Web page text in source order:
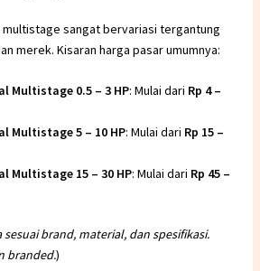
sangat bervariasi tergantung
merek. Kisaran harga pasar umumnya:
Multistage 0.5 – 3 HP: Mulai dari Rp 4 –
Multistage 5 – 10 HP: Mulai dari Rp 15 –
Multistage 15 – 30 HP: Mulai dari Rp 45 –
brand, material, dan spesifikasi.
branded.)